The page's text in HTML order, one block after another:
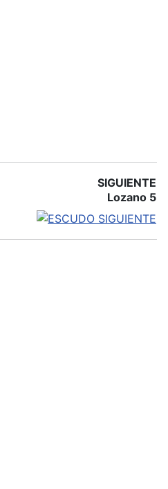
SIGUIENTE
Lozano 5